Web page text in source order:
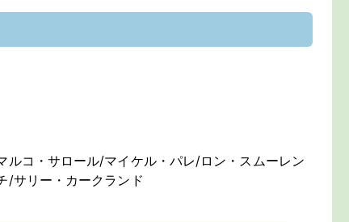
ルコ・サロール/マイケル・パレ/ロン・スムーレン
/サリー・カークランド